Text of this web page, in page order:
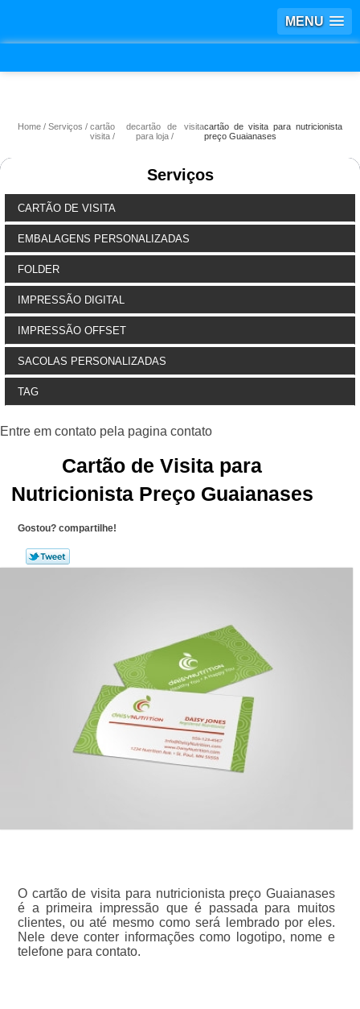
MENU
Home Serviços
cartão de
visita
cartão de visita
para loja
cartão de visita para nutricionista
preço Guaianases
Serviços
CARTÃO DE VISITA
EMBALAGENS PERSONALIZADAS
FOLDER
IMPRESSÃO DIGITAL
IMPRESSÃO OFFSET
SACOLAS PERSONALIZADAS
TAG
Cartão de Visita para
Nutricionista Preço Guaianases
Gostou? compartilhe!
O cartão de visita para nutricionista preço Guaianases
é a primeira impressão que é passada para muitos
clientes, ou até mesmo como será lembrado por eles.
Nele deve conter informações como logotipo, nome e
telefone para contato.